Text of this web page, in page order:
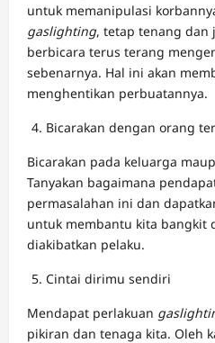
untuk memanipulasi
gaslighting, tetap tenang dan
berbicara terus terang
sebenarnya. Hal ini akan
menghentikan perbuatannya.
Bicarakan dengan orang
Bicarakan pada keluarga
Tanyakan bagaimana
permasalahan ini dan
untuk membantu kita bangkit
diakibatkan pelaku.
Cintai dirimu sendiri
Mendapat perlakuan
pikiran dan tenaga kita. Oleh